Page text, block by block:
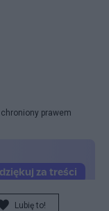
prawem
Lubię to!